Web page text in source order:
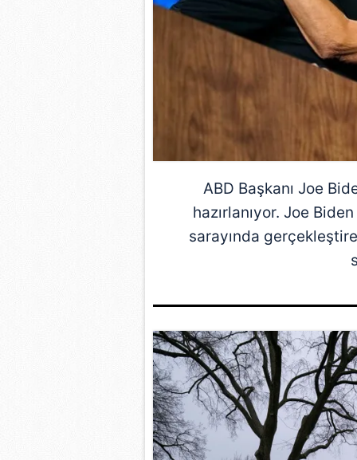
ABD Başkanı Joe
hazırlanıyor. Joe
sarayında